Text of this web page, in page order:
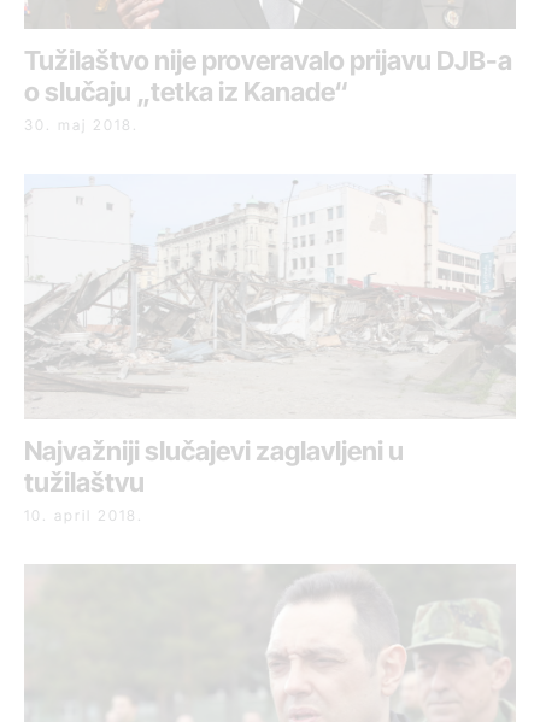
Tužilaštvo nije proveravalo prijavu DJB-a
o slučaju „tetka iz Kanade“
30. maj 2018.
Najvažniji slučajevi zaglavljeni u
tužilaštvu
10. april 2018.